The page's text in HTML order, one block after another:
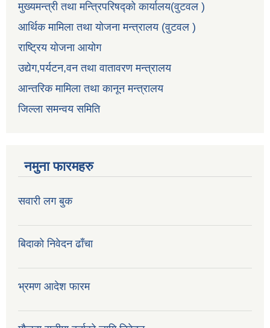
मुख्यमन्त्री तथा मन्त्रिपरिषद्को कार्यालय(वुटवल )
आर्थिक मामिला तथा योजना मन्त्रालय (वुटवल )
राष्ट्रिय योजना आयोग
उद्येग,पर्यटन,वन तथा वातावरण मन्त्रालय
आन्तरिक मामिला तथा कानून मन्त्रालय
जिल्ला समन्वय समिति
नमुना फारमहरु
सवारी लग बुक
बिदाको निवेदन ढाँचा
भ्रमण आदेश फारम